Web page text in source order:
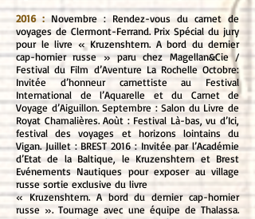
2016 :Novembre : Rendez-vous du carnet de
voyages de Clermont-Ferrand. Prix Spécial du jury
pour le livre « Kruzenshtern. A bord du dernier
cap-hornier russe » paru chez Magellan&Cie /
Festival du Film d’Aventure La Rochelle Octobre:
Invitée d’honneur carnettiste au Festival
International de l’Aquarelle et du Carnet de
Voyage d’Aiguillon. Septembre : Salon du Livre de
Royat Chamalières. Aoùt : Festival Là-bas, vu d’Ici,
festival des voyages et horizons lointains du
Vigan. Juillet : BREST 2016 : Invitée par l’Académie
d’Etat de la Baltique, le Kruzenshtern et Brest
Evénements Nautiques pour exposer au village
russe sortie exclusive du livre
« Kruzenshtern. A bord du dernier cap-hornier
russe ». Tournage avec une équipe de Thalassa.